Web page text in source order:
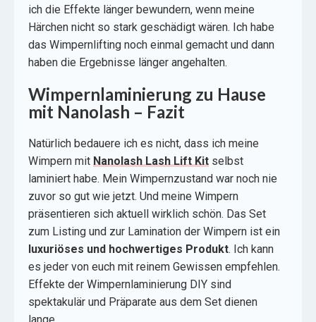
ich die Effekte länger bewundern, wenn meine
Härchen nicht so stark geschädigt wären. Ich habe
das Wimpernlifting noch einmal gemacht und dann
haben die Ergebnisse länger angehalten.
Wimpernlaminierung zu Hause
mit Nanolash – Fazit
Natürlich bedauere ich es nicht, dass ich meine
Wimpern mit Nanolash Lash Lift Kit selbst
laminiert habe. Mein Wimpernzustand war noch nie
zuvor so gut wie jetzt. Und meine Wimpern
präsentieren sich aktuell wirklich schön. Das Set
zum Listing und zur Lamination der Wimpern ist ein
luxuriöses und hochwertiges Produkt. Ich kann
es jeder von euch mit reinem Gewissen empfehlen.
Effekte der Wimpernlaminierung DIY sind
spektakulär und Präparate aus dem Set dienen